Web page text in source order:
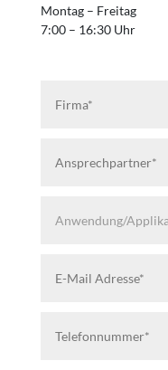
Montag – Freitag
7:00 – 16:30 Uhr